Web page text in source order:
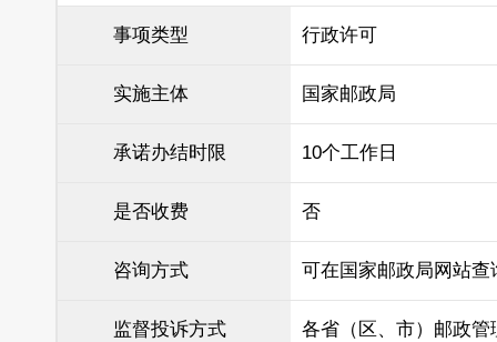
事项类型 行政许可
实施主体 国家邮政局
承诺办结时限 10个工作日
是否收费 否
咨询方式 可在国家邮政局网站查
监督投诉方式 各省（区、市）邮政